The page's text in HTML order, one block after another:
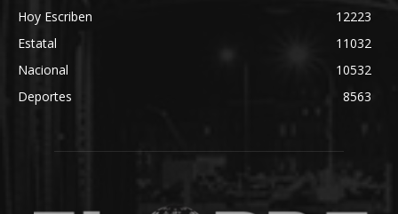
Hoy Escriben
12223
Estatal
11032
Nacional
10532
Deportes
8563